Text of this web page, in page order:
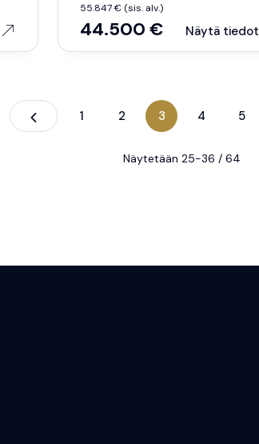
55.847 € (sis. alv.)
44.500 € Näytä tiedot
Edellinen
1 2 3 4 5
Näytetään 25-36 / 64